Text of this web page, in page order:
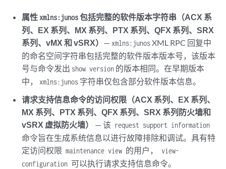
属性xmlns:junos包括完整的软件版本字符串（ACX 系
列、EX 系列、MX 系列、PTX 系列、QFX 系列、SRX
系列、vMX 和 vSRX） — xmlns:junosXML RPC 回复中
的命名空间字符串包括完整的软件版本版本号，该版本
号与命令发出 show version 的版本相同。在早期版本
中， xmlns:junos 字符串仅包含部分软件版本信息。
请求支持信息命令的访问权限（ACX 系列、EX 系列、
MX 系列、PTX 系列、QFX 系列、SRX 系列防火墙和
vSRX 虚拟防火墙）
— 该 request support information
命令旨在生成系统信息以进行故障排除和调试。具有特
定访问权限 maintenanceview 的用户，
view-
configuration 可以执行请求支持信息命令。